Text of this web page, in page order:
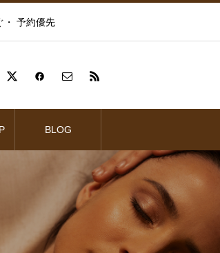
・ 予約優先
BLOG